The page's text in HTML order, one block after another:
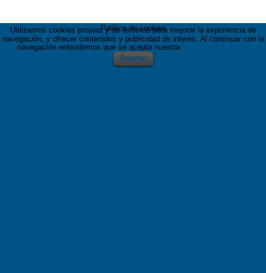
Utilizamos cookies propias y de terceros para mejorar la experiencia de
navegación, y ofrecer contenidos y publicidad de interés. Al continuar con la
navegación entendemos que se acepta nuestra
.
Aceptar
Política de cookies